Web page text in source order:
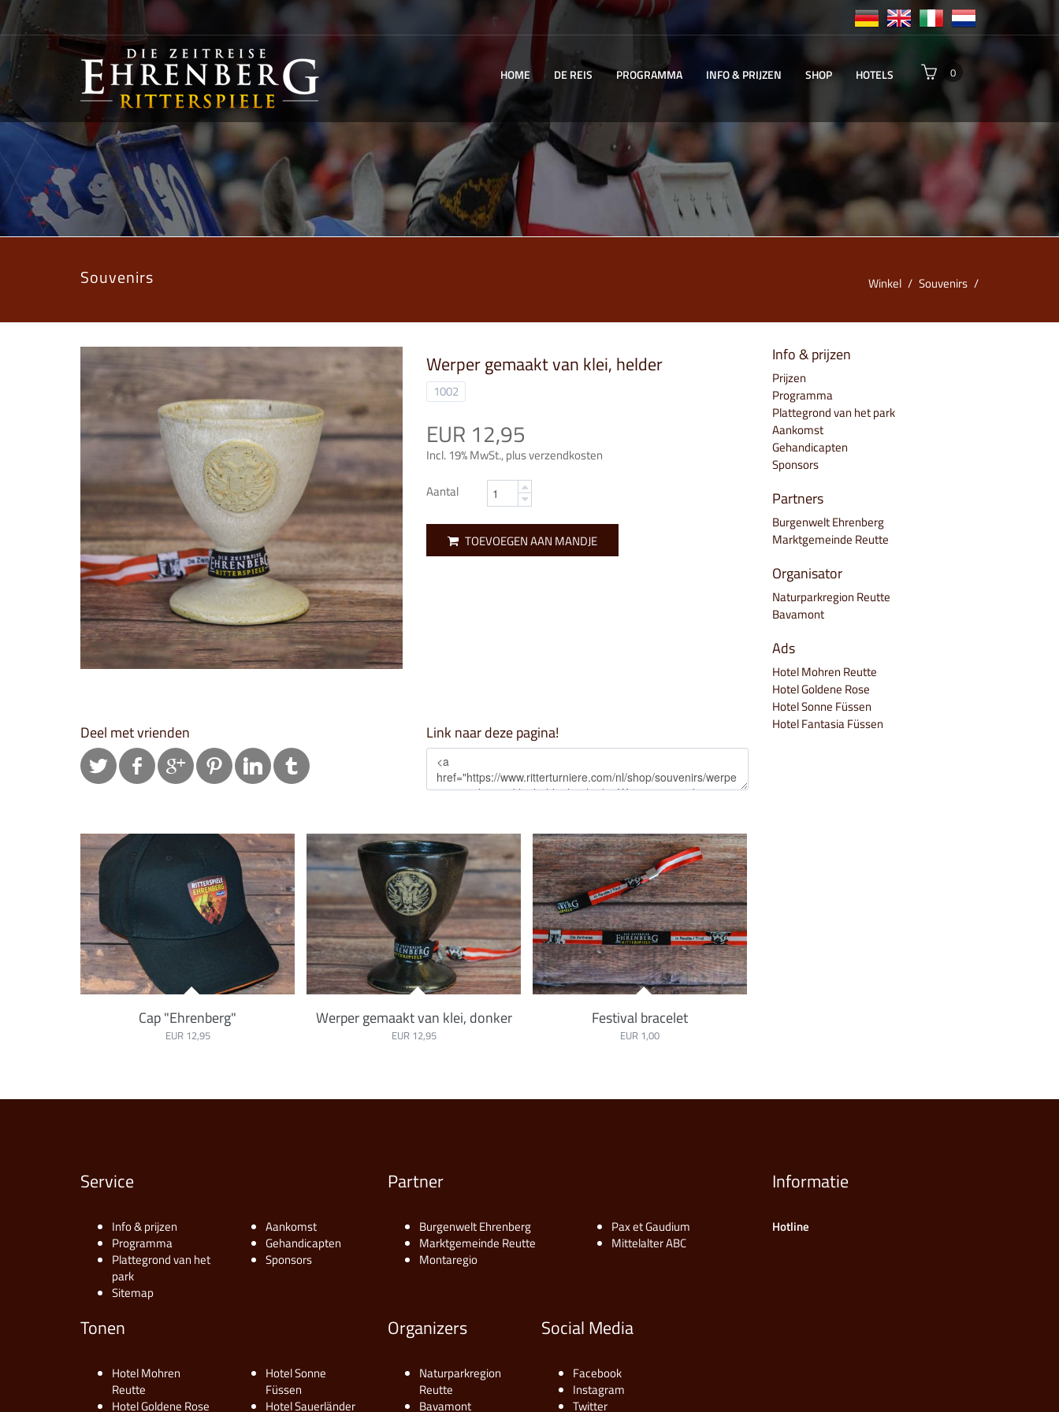
HOME DE REIS PROGRAMMA INFO & PRIJZEN SHOP HOTELS 0
Souvenirs Winkel / Souvenirs /
Werper gemaakt van klei, helder
1002
EUR 12,95
Incl. 19% MwSt., plus verzendkosten
Aantal
TOEVOEGEN AAN MANDJE
Deel met vrienden Link naar deze pagina!
Cap "Ehrenberg"
EUR 12,95
Werper gemaakt van klei, donker
EUR 12,95
Festival bracelet
EUR 1,00
Info & prijzen
Prijzen
Programma
Plattegrond van het park
Aankomst
Gehandicapten
Sponsors
Partners
Burgenwelt Ehrenberg
Marktgemeinde Reutte
Organisator
Naturparkregion Reutte
Bavamont
Ads
Hotel Mohren Reutte
Hotel Goldene Rose
Hotel Sonne Füssen
Hotel Fantasia Füssen
Service
Info & prijzen
Programma
Plattegrond van het
park
Sitemap
Aankomst
Gehandicapten
Sponsors
Partner
Burgenwelt Ehrenberg
Marktgemeinde Reutte
Montaregio
Pax et Gaudium
Mittelalter ABC
Informatie
Hotline
Tonen
Hotel Mohren
Reutte
Hotel Goldene Rose
Hotel Sonne
Füssen
Hotel Sauerländer
Organizers
Naturparkregion
Reutte
Bavamont
Social Media
Facebook
Instagram
Twitter